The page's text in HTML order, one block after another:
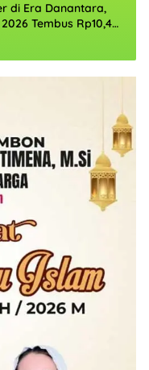
di Era Danantara,
Tembus Rp10,4